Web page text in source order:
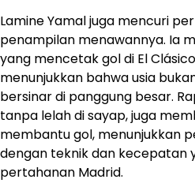
Lamine Yamal juga mencuri
penampilan menawannya. Ia
yang mencetak gol di El
menunjukkan bahwa usia
bersinar di panggung besar.
tanpa lelah di sayap, juga
membantu gol, menunjukkan
dengan teknik dan kecepatan
pertahanan Madrid.